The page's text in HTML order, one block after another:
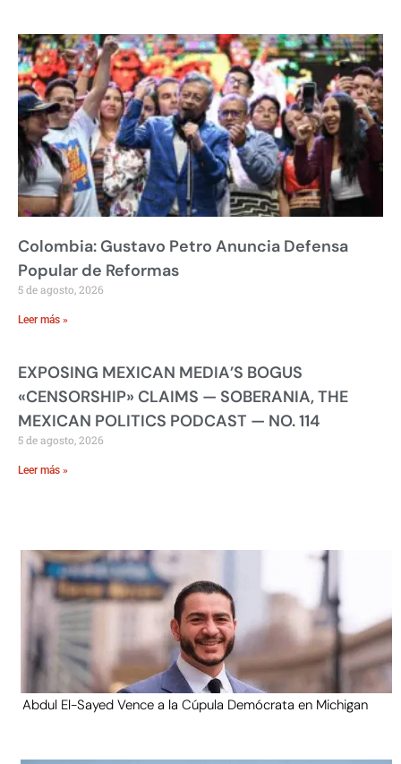
Colombia: Gustavo Petro Anuncia Defensa
Popular de Reformas
5 de agosto, 2026
Leer más »
EXPOSING MEXICAN MEDIA’S BOGUS
«CENSORSHIP» CLAIMS — SOBERANIA, THE
MEXICAN POLITICS PODCAST — NO. 114
5 de agosto, 2026
Leer más »
Abdul El-Sayed Vence a la Cúpula Demócrata en Michigan